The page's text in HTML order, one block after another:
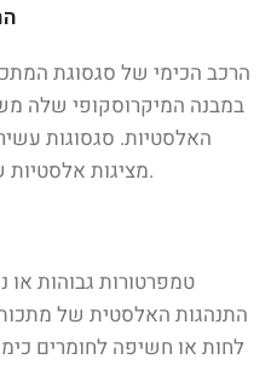
הרכב הכימי של סגסוגת
במבנה המיקרוסקופי שלה
האלסטיות. סגסוגות
מציגות אלסטיות שונה מזו של נחושת או טיטניום.
טמפרטורות גבוהות או
התנהגות האלסטית של מתכות.
לחות או חשיפה לחומרים